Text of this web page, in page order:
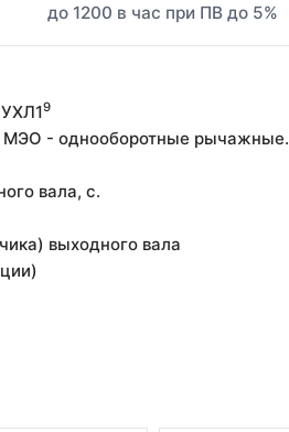
до 1200 в час при ПВ до 5%
УХЛ19
МЭО - однооборотные рычажные.
вала, с.
выходного вала